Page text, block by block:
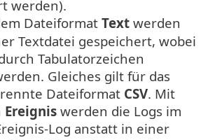
werden).
DateiformatText werden
Textdatei gespeichert, wobei
Tabulatorzeichen
Gleiches gilt für das
Dateiformat CSV. Mit
Ereignis werden die Logs im
Log anstatt in einer